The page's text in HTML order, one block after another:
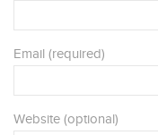
Email (required)
Website (optional)